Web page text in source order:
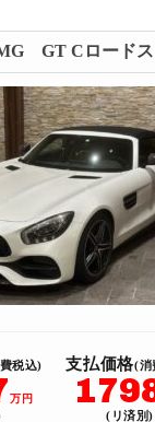
GT Cロード
税込)
万円
支払価格(消
(リ済別)